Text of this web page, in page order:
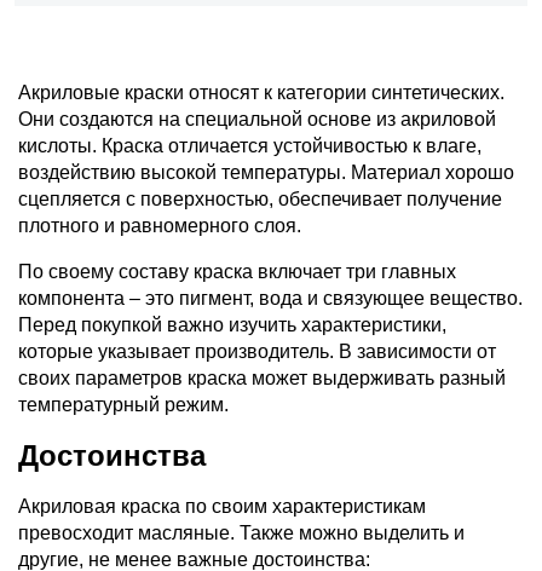
Акриловые краски относят к категории синтетических.
Они создаются на специальной основе из акриловой
кислоты. Краска отличается устойчивостью к влаге,
воздействию высокой температуры. Материал хорошо
сцепляется с поверхностью, обеспечивает получение
плотного и равномерного слоя.
По своему составу краска включает три главных
компонента – это пигмент, вода и связующее вещество.
Перед покупкой важно изучить характеристики,
которые указывает производитель. В зависимости от
своих параметров краска может выдерживать разный
температурный режим.
Достоинства
Акриловая краска по своим характеристикам
превосходит масляные. Также можно выделить и
другие, не менее важные достоинства: